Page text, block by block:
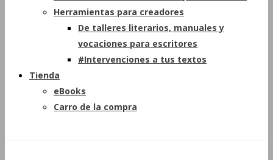
Herramientas para creadores
De talleres literarios, manuales y
vocaciones para escritores
#Intervenciones a tus textos
Tienda
eBooks
Carro de la compra